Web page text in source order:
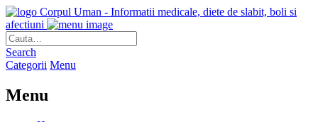
Corpul Uman - Informatii medicale, diete de slabit, boli si
afectiuni
Search
Categorii Menu
Menu